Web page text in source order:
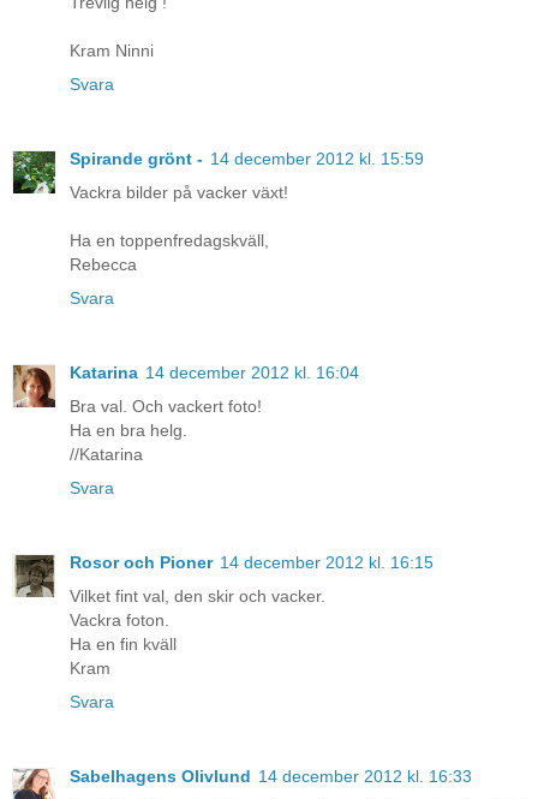
Kram Ninni
Svara
Spirande grönt - 14 december 2012 kl. 15:59
Vackra bilder på vacker växt!
Ha en toppenfredagskväll,
Rebecca
Svara
Katarina 14 december 2012 kl. 16:04
Bra val. Och vackert foto!
Ha en bra helg.
//Katarina
Svara
Rosor och Pioner 14 december 2012 kl. 16:15
Vilket fint val, den skir och vacker.
Vackra foton.
Ha en fin kväll
Kram
Svara
Sabelhagens Olivlund 14 december 2012 kl. 16:33